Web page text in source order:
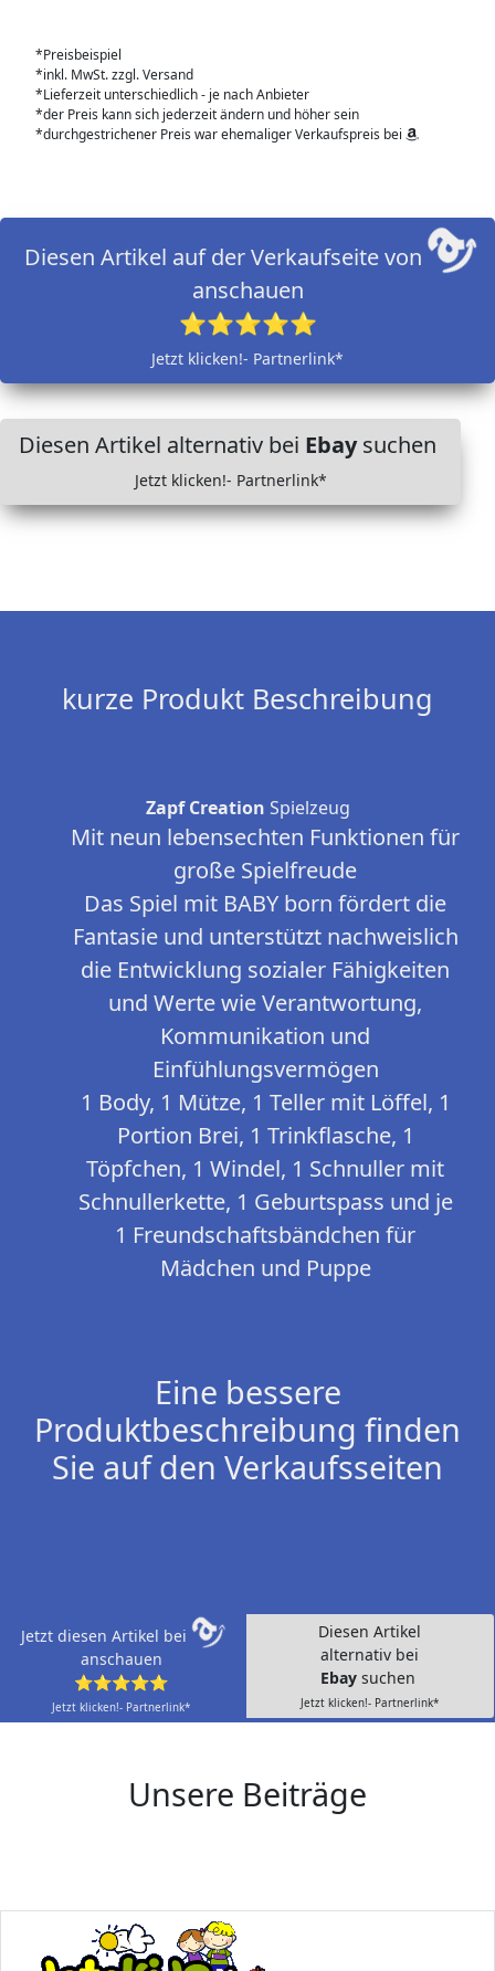
*Preisbeispiel
*inkl. MwSt. zzgl. Versand
*Lieferzeit unterschiedlich - je nach Anbieter
*der Preis kann sich jederzeit ändern und höher sein
*durchgestrichener Preis war ehemaliger Verkaufspreis bei
Diesen Artikel auf der Verkaufseite von
anschauen
⭐⭐⭐⭐⭐
Jetzt klicken!- Partnerlink*
Diesen Artikel alternativ bei Ebaysuchen
Jetzt klicken!- Partnerlink*
kurze Produkt Beschreibung
Zapf Creation Spielzeug
Mit neun lebensechten Funktionen für
große Spielfreude
Das Spiel mit BABY born fördert die
Fantasie und unterstützt nachweislich
die Entwicklung sozialer Fähigkeiten
und Werte wie Verantwortung,
Kommunikation und
Einfühlungsvermögen
1 Body, 1 Mütze, 1 Teller mit Löffel, 1
Portion Brei, 1 Trinkflasche, 1
Töpfchen, 1 Windel, 1 Schnuller mit
Schnullerkette, 1 Geburtspass und je
1 Freundschaftsbändchen für
Mädchen und Puppe
Eine bessere
Produktbeschreibung finden
Sie auf den Verkaufsseiten
Jetzt diesen Artikel bei
anschauen
⭐⭐⭐⭐⭐
Jetzt klicken!- Partnerlink*
Diesen Artikel
alternativ bei
Ebay suchen
Jetzt klicken!- Partnerlink*
Unsere Beiträge